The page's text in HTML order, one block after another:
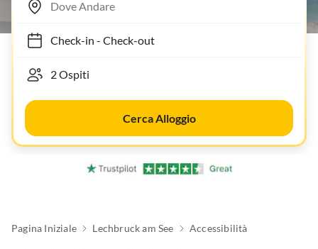
Check-in- Check-out
Cerca Alloggio
Pagina Iniziale Lechbruck am See Accessibilità